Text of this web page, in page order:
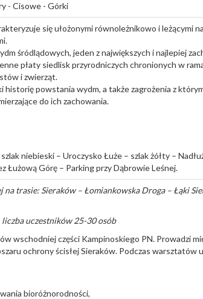
- Cisowe - Górki
się ułożonymi równoleżnikowo i leżącymi
śródlądowych, jeden z największych i najlepiej
płaty siedlisk przyrodniczych chronionych w
i zwierząt.
powstania wydm, a także zagrożenia z
do ich zachowania.
niebieski – Uroczysko Łuże – szlak żółty –
Łużową Górę – Parking przy Dąbrowie Leśnej.
trasie: Sieraków – Łomiankowska Droga – Łąki
liczba uczestników 25-30 osób
wschodniej części Kampinoskiego PN. Prowadzi
ochrony ścisłej Sieraków. Podczas warsztatów
bioróżnorodności,